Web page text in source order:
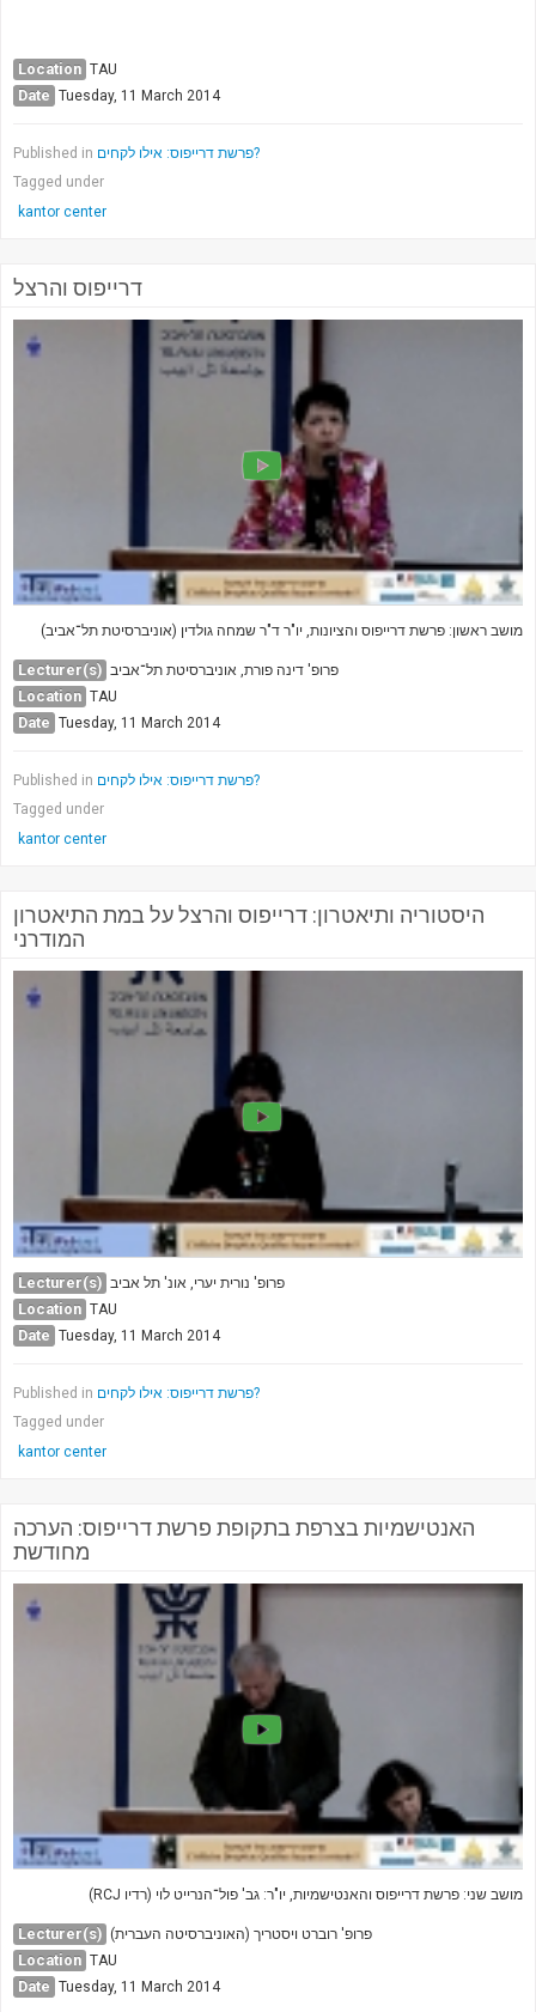
Location TAU
Date Tuesday, 11 March 2014
Published in
פרשת דרייפוס: אילו לקחים?
Tagged under
kantor center
דרייפוס והרצל
מושב ראשון: פרשת דרייפוס והציונות, יו"ר ד"ר שמחה גולדין (אוניברסיטת תל־אביב)
Lecturer(s) פרופ' דינה פורת, אוניברסיטת תל־אביב
Location TAU
Date Tuesday, 11 March 2014
Published in
פרשת דרייפוס: אילו לקחים?
Tagged under
kantor center
היסטוריה ותיאטרון: דרייפוס והרצל על במת התיאטרון
המודרני
Lecturer(s) פרופ' נורית יערי, אונ' תל אביב
Location TAU
Date Tuesday, 11 March 2014
Published in
פרשת דרייפוס: אילו לקחים?
Tagged under
kantor center
האנטישמיות בצרפת בתקופת פרשת דרייפוס: הערכה
מחודשת
(RCJ מושב שני: פרשת דרייפוס והאנטישמיות, יו"ר: גב' פול־הנרייט לוי (רדיו
Lecturer(s) פרופ' רוברט ויסטריך (האוניברסיטה העברית)
Location TAU
Date Tuesday, 11 March 2014